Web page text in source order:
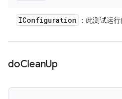
IConfiguration ：此测试运行
doCleanUp